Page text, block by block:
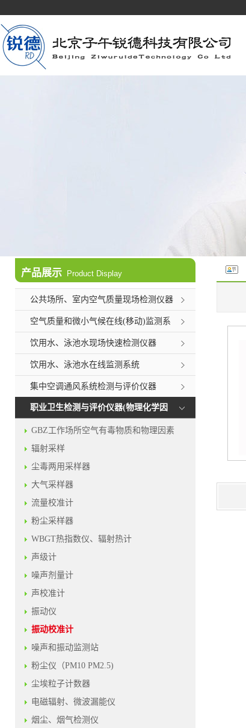
产品展示 Product Display
公共场所、室内空气质量现场检测仪器
空气质量和微小气候在线(移动)监测系
统
饮用水、泳池水现场快速检测仪器
饮用水、泳池水在线监测系统
集中空调通风系统检测与评价仪器
职业卫生检测与评价仪器(物理化学因
素)
GBZ工作场所空气有毒物质和物理因素
测定
辐射采样
尘毒两用采样器
大气采样器
流量校准计
粉尘采样器
WBGT热指数仪、辐射热计
声级计
噪声剂量计
声校准计
振动仪
振动校准计
噪声和振动监测站
粉尘仪（PM10 PM2.5)
尘埃粒子计数器
电磁辐射、微波漏能仪
烟尘、烟气检测仪